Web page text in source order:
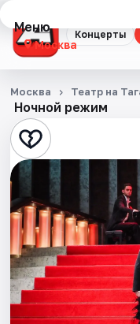
Концерты
Меню
Москва
Концерты
Театр
Стендап
Выставки
Квесты
Экскурсии
Спорт
Ночной режим
Москва Театр на